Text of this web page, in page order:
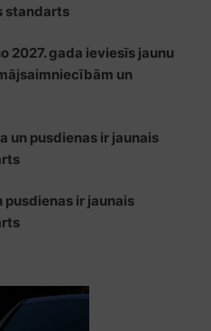
standarts
2027. gada ieviesīs jaunu
un
un pusdienas ir jaunais
pusdienas ir jaunais